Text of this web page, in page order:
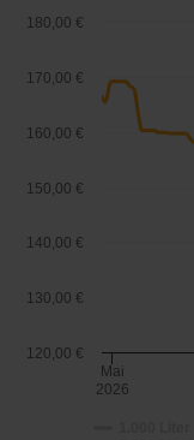
Mai
2026
120,00 €
130,00 €
140,00 €
150,00 €
160,00 €
170,00 €
180,00 €